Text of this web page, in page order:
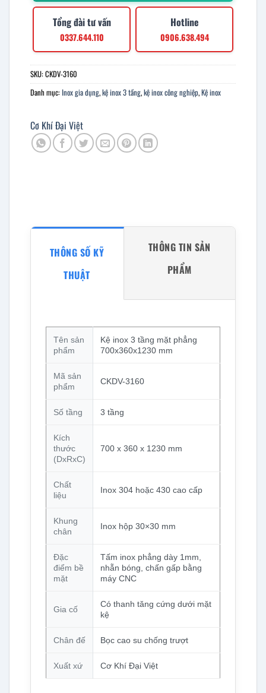
Tổng đài tư vấn
0337.644.110
Hotline
0906.638.494
SKU:CKDV-3160
Danh mục: Inox gia dụng,kệ inox 3 tầng,kệ inox công nghiệp,Kệ inox
Cơ Khí Đại Việt
THÔNG SỐ KỸ
THUẬT
THÔNG TIN SẢN
PHẨM
Tên sản
phẩm
Kệ inox 3 tầng mặt phẳng
700x360x1230 mm
Mã sản
phẩm
CKDV-3160
Số tầng 3 tầng
Kích
thước
(DxRxC)
700 x 360 x 1230 mm
Chất
liệu
Inox 304 hoặc 430 cao cấp
Khung
chân
Inox hộp 30×30 mm
Đặc
điểm bề
mặt
Tấm inox phẳng dày 1mm,
nhẵn bóng, chấn gấp bằng
máy CNC
Gia cố
Có thanh tăng cứng dưới mặt
kệ
Chân đế Bọc cao su chống trượt
Xuất xứ Cơ Khí Đại Việt